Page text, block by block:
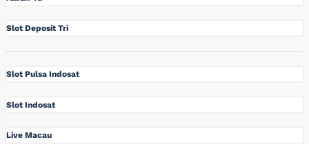
Slot Deposit Tri
Slot Pulsa Indosat
Slot Indosat
Live Macau